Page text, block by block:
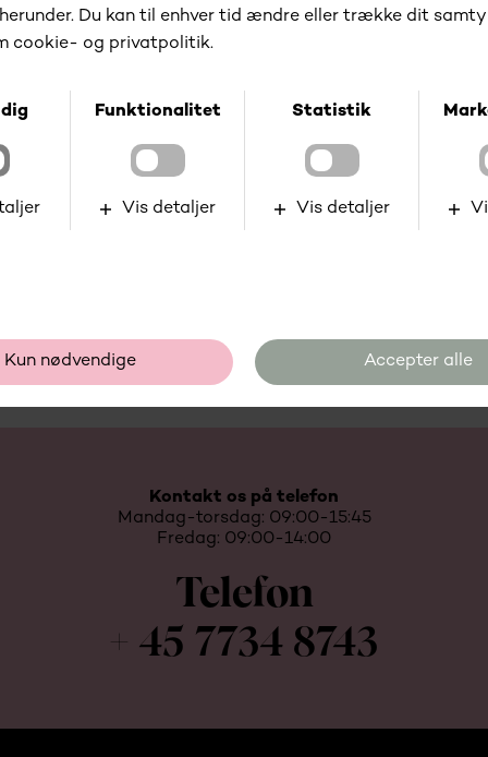
Lad os byde på den første kop kaffe.
Kontakt os på telefon
Mandag-torsdag: 09:00-15:45
Fredag: 09:00-14:00
Telefon
+ 45 7734 8743